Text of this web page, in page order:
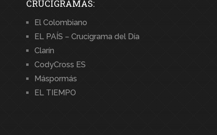
CRUCIGRAMAS:
El Colombiano
EL PAÍS – Crucigrama del Día
Clarín
CodyCross ES
Máspormás
EL TIEMPO